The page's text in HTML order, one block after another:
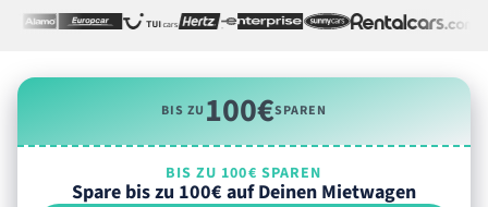
BIS ZU100€SPAREN
BIS ZU 100€ SPAREN
Spare bis zu 100€ auf Deinen Mietwagen